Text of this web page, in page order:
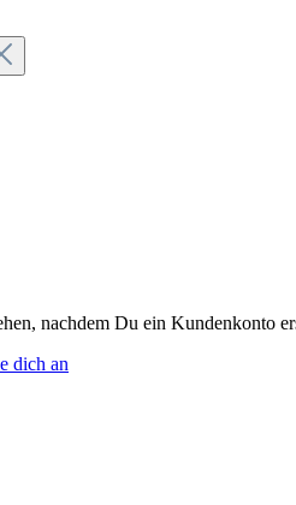
nachdem Du ein Kundenkonto
dich an